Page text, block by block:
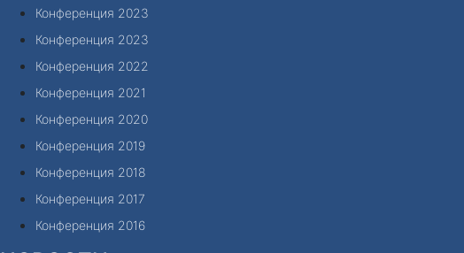
Конференция 2023
Конференция 2023
Конференция 2022
Конференция 2021
Конференция 2020
Конференция 2019
Конференция 2018
Конференция 2017
Конференция 2016